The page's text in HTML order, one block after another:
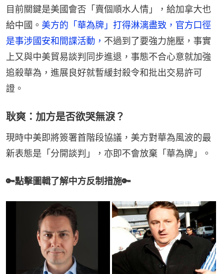
目前關鍵是美國會否「賣個順水人情」，給加拿大也
給中國。 美方的「華為牌」打得淋漓盡致，官方口徑
是事涉國安和間諜活動， 不過到了要強力施壓，事實
上又與中美貿易談判同步進退，事態不合心意就加強
追殺華為，進展良好就暫緩封殺令和批出交易許可
證。
耿爽：加方是否欲哭無淚？
現時中美即將簽署首階段協議，美方對華為風波的最
新表態是「分開談判」，亦即不會放棄「華為牌」。
🔑點擊圖輯了解中方反制措施🔑